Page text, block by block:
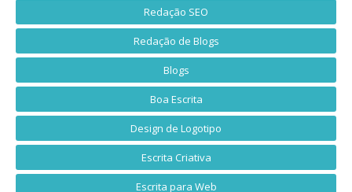
Redação SEO
Redação de Blogs
Blogs
Boa Escrita
Design de Logotipo
Escrita Criativa
Escrita para Web